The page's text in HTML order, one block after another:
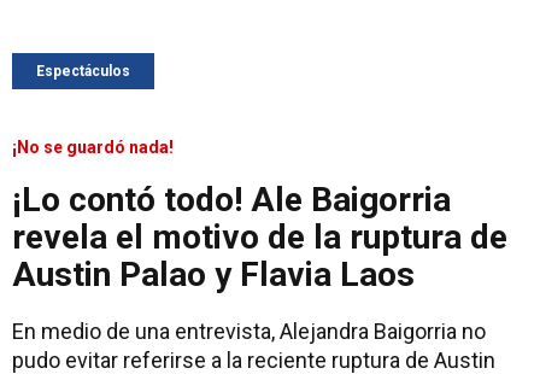
Espectáculos
¡No se guardó nada!
¡Lo contó todo! Ale Baigorria
revela el motivo de la ruptura de
Austin Palao y Flavia Laos
En medio de una entrevista, Alejandra Baigorria no
pudo evitar referirse a la reciente ruptura de Austin